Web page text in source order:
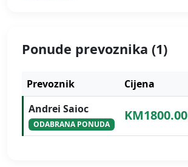
Ponude prevoznika (1)
Prevoznik Cijena
Andrei Saioc
ODABRANA PONUDA
KM1800.00